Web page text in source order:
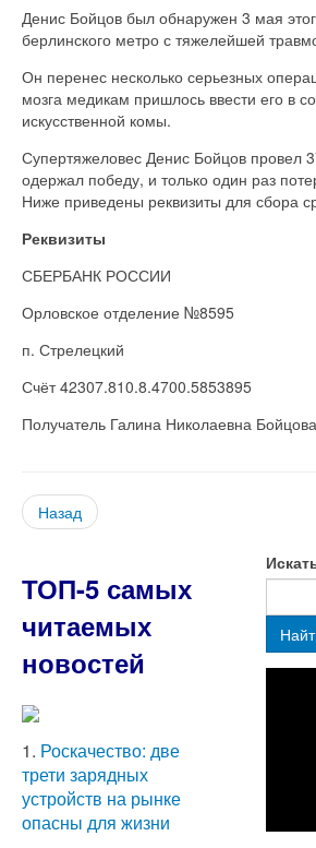
Денис Бойцов был обнаружен 3 мая
берлинского метро с тяжелейшей
Он перенес несколько серьезных
мозга медикам пришлось ввести его в
искусственной комы.
Супертяжеловес Денис Бойцов провел
одержал победу, и только один раз
Ниже приведены реквизиты для сбора
Реквизиты
СБЕРБАНК РОССИИ
Орловское отделение №8595
п. Стрелецкий
Счёт 42307.810.8.4700.5853895
Получатель Галина Николаевна
Назад
ТОП-5 самых
читаемых
новостей
1. Роскачество: две
трети зарядных
устройств на рынке
опасны для жизни